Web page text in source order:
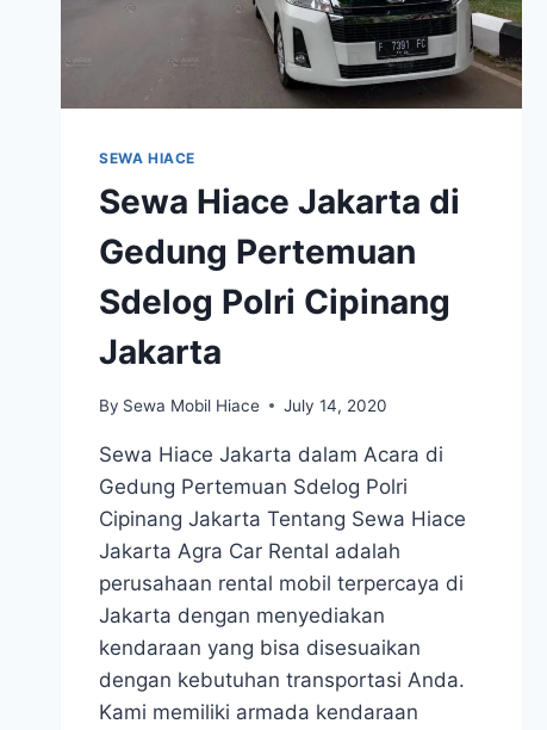
SEWA HIACE
Sewa Hiace Jakarta di
Gedung Pertemuan
Sdelog Polri Cipinang
Jakarta
By Sewa Mobil Hiace July 14, 2020
Sewa Hiace Jakarta dalam Acara di
Gedung Pertemuan Sdelog Polri
Cipinang Jakarta Tentang Sewa Hiace
Jakarta Agra Car Rental adalah
perusahaan rental mobil terpercaya di
Jakarta dengan menyediakan
kendaraan yang bisa disesuaikan
dengan kebutuhan transportasi Anda.
Kami memiliki armada kendaraan